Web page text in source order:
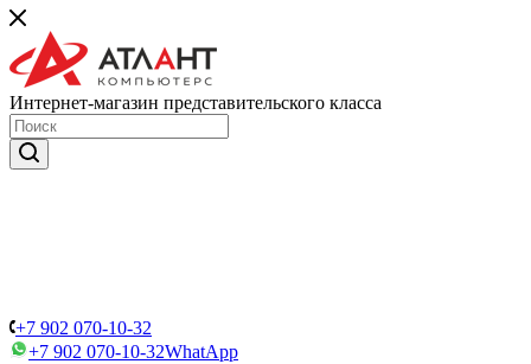
Интернет-магазин представительского класса
+7 902 070-10-32
+7 902 070-10-32WhatApp